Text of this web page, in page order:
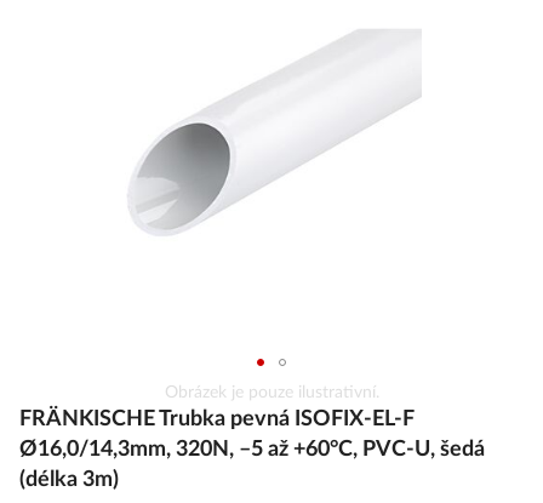
na
začátek
galerie
s
Obrázek je pouze ilustrativní.
FRÄNKISCHE Trubka pevná ISOFIX-EL-F
Ø16,0/14,3mm, 320N, –5 až +60°C, PVC-U, šedá
(délka 3m)